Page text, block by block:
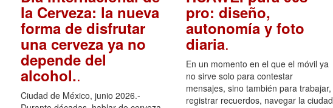
la Cerveza: la nueva
forma de disfrutar
una cerveza ya no
depende del
alcohol..
Ciudad de México, junio 2026.-
pro: diseño,
autonomía y foto
diaria.
En un momento en el que el móvil ya
no sirve solo para contestar
mensajes, sino también para trabajar,
registrar recuerdos, navegar la ciudad